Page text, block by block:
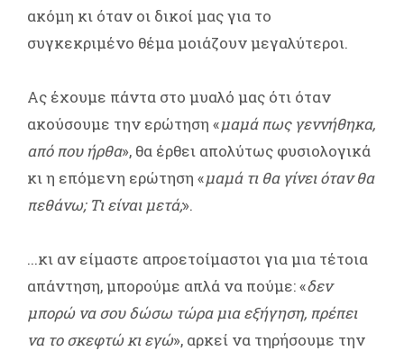
ακόμη κι όταν οι δικοί μας για το
συγκεκριμένο θέμα μοιάζουν μεγαλύτεροι.
Ας έχουμε πάντα στο μυαλό μας ότι όταν
ακούσουμε την ερώτηση «μαμά πως γεννήθηκα,
από που ήρθα», θα έρθει απολύτως φυσιολογικά
κι η επόμενη ερώτηση «μαμά τι θα γίνει όταν θα
πεθάνω; Τι είναι μετά;».
...κι αν είμαστε απροετοίμαστοι για μια τέτοια
απάντηση, μπορούμε απλά να πούμε: «δεν
μπορώ να σου δώσω τώρα μια εξήγηση, πρέπει
να το σκεφτώ κι εγώ», αρκεί να τηρήσουμε την